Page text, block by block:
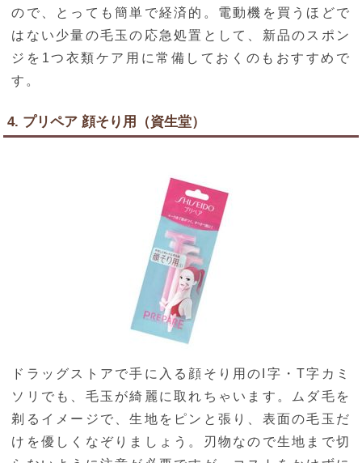
ので、とっても簡単で経済的。電動機を買うほどで
はない少量の毛玉の応急処置として、新品のスポン
ジを1つ衣類ケア用に常備しておくのもおすすめで
す。
4. プリペア 顔そり用（資生堂）
ドラッグストアで手に入る顔そり用のI字・T字カミ
ソリでも、毛玉が綺麗に取れちゃいます。ムダ毛を
剃るイメージで、生地をピンと張り、表面の毛玉だ
けを優しくなぞりましょう。刃物なので生地まで切